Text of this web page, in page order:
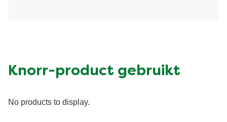
Knorr-product gebruikt
No products to display.